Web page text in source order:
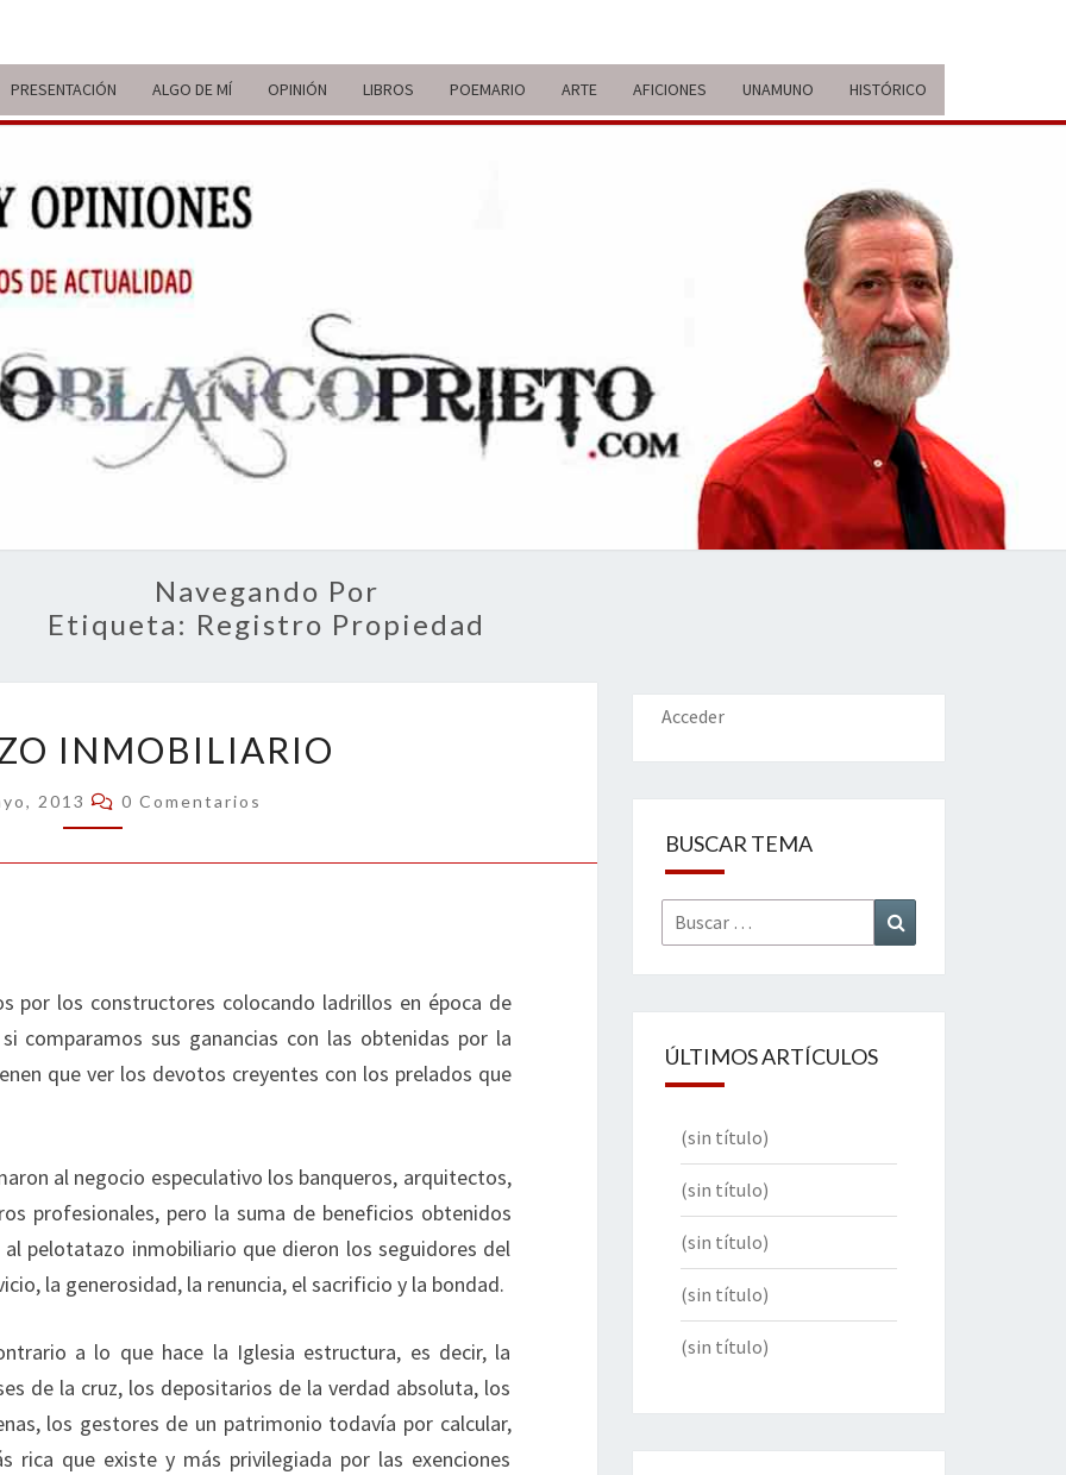
PRESENTACIÓN ALGO DE MÍ OPINIÓN LIBROS POEMARIO ARTE AFICIONES UNAMUNO HISTÓRICO
ITINERARIO
DE VIDA Y
OPINIONES
BREVE
RECORRIDO
VITAL Y
COMENTARIOS
ACTUALIDAD
Navegando Por
Etiqueta: Registro Propiedad
INMOBILIARIO
INMOBILIARIO
2013 Comentarios
0 Comentarios
por los constructores colocando ladrillos en época de
comparamos sus ganancias con las obtenidas por la
que ver los devotos creyentes con los prelados que
al negocio especulativo los banqueros, arquitectos,
profesionales, pero la suma de beneficios obtenidos
pelotatazo inmobiliario que dieron los seguidores del
la generosidad, la renuncia, el sacrificio y la bondad.
a lo que hace la Iglesia estructura, es decir, la
de la cruz, los depositarios de la verdad absoluta, los
los gestores de un patrimonio todavía por calcular,
rica que existe y más privilegiada por las exenciones
Acceder
BUSCAR TEMA
Buscar
por:
ÚLTIMOS ARTÍCULOS
(sin título)
(sin título)
(sin título)
(sin título)
(sin título)